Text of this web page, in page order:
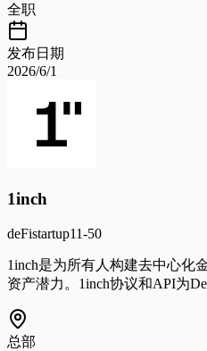
全职
发布日期
2026/6/1
1inch
deFistartup11-50
1inch是为所有人构建去中心化
资产潜力。1inch协议和API为
总部